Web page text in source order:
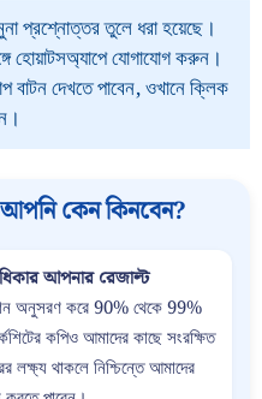
প্রশ্নোত্তর তুলে ধরা হয়েছে।
হোয়াটসঅ্যাপে যোগাযোগ করুন।
বাটন দেখতে পাবেন, ওখানে ক্লিক
কেন কিনবেন?
আপনার রেজাল্ট
অনুসরণ করে 90% থেকে 99%
কপিও আমাদের কাছে সংরক্ষিত
থাকলে নিশ্চিন্তে আমাদের